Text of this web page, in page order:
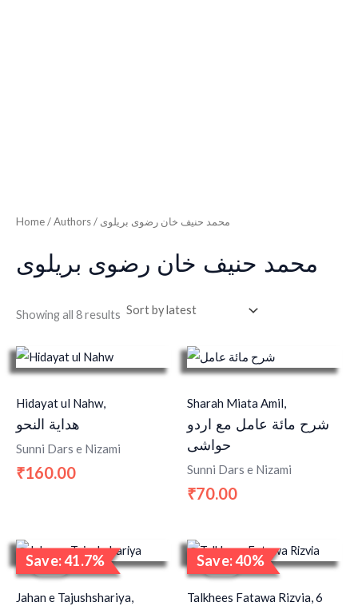
Home / Authors / محمد حنیف خان رضوی بریلوی
محمد حنیف خان رضوی بریلوی
Showing all 8 results
Hidayat ul Nahw,
هداية النحو
Sunni Dars e Nizami
₹160.00
Sharah Miata Amil,
شرح مائة عامل مع اردو
حواشی
Sunni Dars e Nizami
₹70.00
Save: 41.7%
Sale!
Jahan e Tajushshariya,
Original
price
was:
₹1,200.00.
Current
price
Save: 40%
Sale!
Talkhees Fatawa Rizvia, 6
Original
price
was:
₹4,500.00.
price